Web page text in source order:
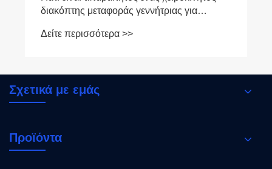
Σχετικά με εμάς
Προϊόντα